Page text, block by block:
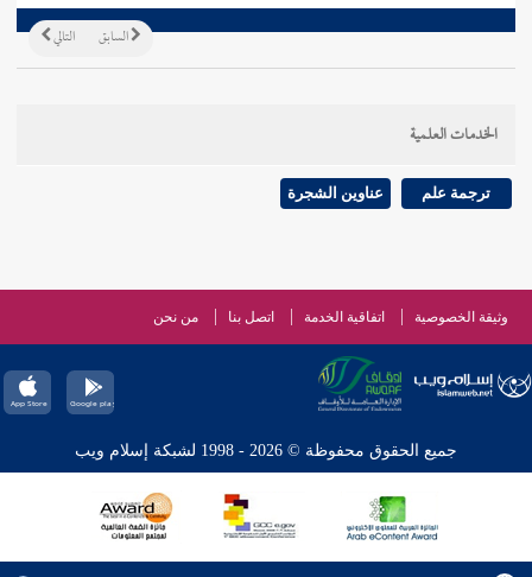
التالي السابق
الخدمات العلمية
ترجمة علم عناوين الشجرة
وثيقة الخصوصية اتفاقية الخدمة اتصل بنا من نحن
جميع الحقوق محفوظة © 2026 - 1998 لشبكة إسلام ويب